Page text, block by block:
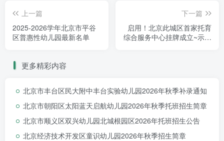
作为大兴区唯一托育综合示范中心的联合建设单位，慧
爱星光托育中心表示，将以“区域托育服务示范者”为定位，
从基础保障型向优质示范型升级——
服务升级 在保障安全健康的基础上，引入医疗级保育流
示范引领 牵头制定区域托育服务标准，开放课程研发成
果与管理经验。
上一篇
2025-2026学年北京市平谷
区普惠性幼儿园最新名单
下一篇
启用！北京此城区首家托育
综合服务中心挂牌成立~示范
更多精彩内容
北京市丰台区民大附中丰台实验幼儿园2026年秋季补录通知
北京市朝阳区太阳蓝天启航幼儿园2026年秋季托班招生简章
北京市顺义区双兴幼儿园北城根园区2026年托班招生公告
北京经济技术开发区童识幼儿园2026年秋季招生简章